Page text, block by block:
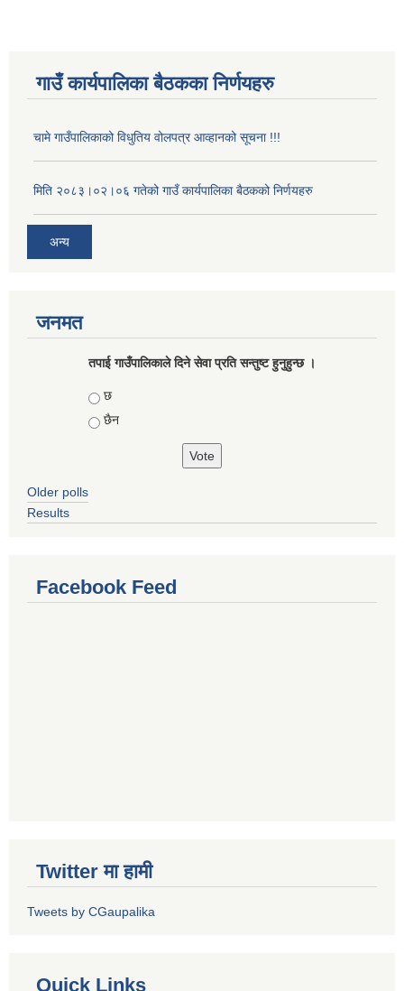
गाउँ कार्यपालिका बैठकका निर्णयहरु
चामे गाउँपालिकाको विधुतिय वोलपत्र आव्हानको सूचना !!!
मिति २०८३।०२।०६ गतेको गाउँ कार्यपालिका बैठकको निर्णयहरु
अन्य
जनमत
तपाई गाउँपालिकाले दिने सेवा प्रति सन्तुष्ट हुनुहुन्छ ।
Choices
छ
छैन
Older polls
Results
Facebook Feed
Twitter मा हामी
Tweets by CGaupalika
Quick Links